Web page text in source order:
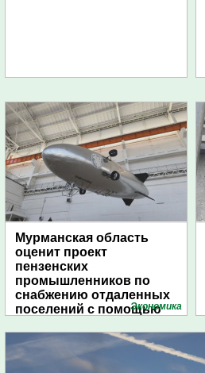
Мурманская область
оценит проект
пензенских
промышленников по
снабжению отдаленных
поселений с помощью
Экономика